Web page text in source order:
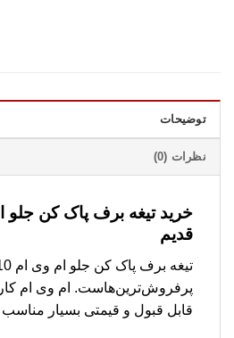
توضیحات
نظرات (0)
قدیم
پرفروش‌ترین‌هاست. ام وی ام کارز
قابل قبول و قیمتی بسیار